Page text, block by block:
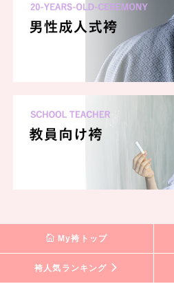
My袴トップ
袴人気ランキング